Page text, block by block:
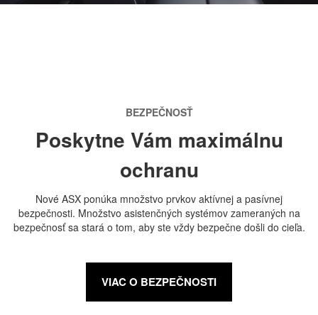
BEZPEČNOSŤ
Poskytne Vám maximálnu
ochranu
Nové ASX ponúka množstvo prvkov aktívnej a pasívnej
bezpečnosti. Množstvo asistenčných systémov zameraných na
bezpečnosť sa stará o tom, aby ste vždy bezpečne došli do cieľa.
VIAC O BEZPEČNOSTI